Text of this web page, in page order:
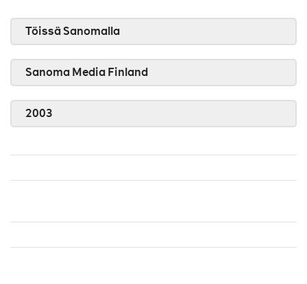
Töissä Sanomalla
Sanoma Media Finland
2003